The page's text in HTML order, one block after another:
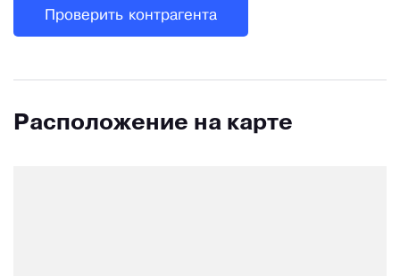
Проверить контрагента
Расположение на карте